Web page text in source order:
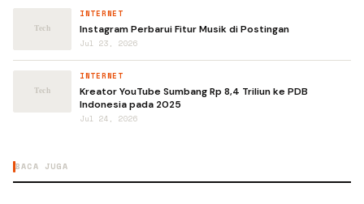
INTERNET
Instagram Perbarui Fitur Musik di Postingan
Jul 23, 2026
INTERNET
Kreator YouTube Sumbang Rp 8,4 Triliun ke PDB
Indonesia pada 2025
Jul 24, 2026
BACA JUGA